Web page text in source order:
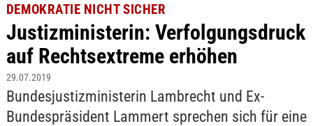
DEMOKRATIE NICHT SICHER
Justizministerin: Verfolgungsdruck
auf Rechtsextreme erhöhen
29.07.2019
Bundesjustizministerin Lambrecht und Ex-
Bundespräsident Lammert sprechen sich für eine